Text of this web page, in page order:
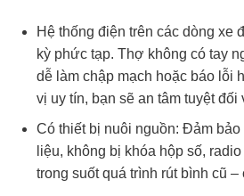
Hệ thống điện trên các dòng xe
kỳ phức tạp. Thợ không có tay
dễ làm chập mạch hoặc báo lỗi
vị uy tín, bạn sẽ an tâm tuyệt đối
Có thiết bị nuôi nguồn: Đảm
liệu, không bị khóa hộp số,
trong suốt quá trình rút bình cũ –